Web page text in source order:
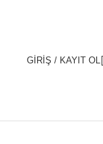
GIRIŞ / KAYIT OL